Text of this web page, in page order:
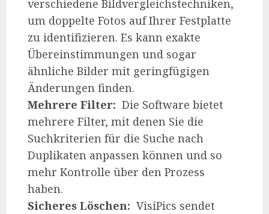
verschiedene Bildvergleichstechniken,
um doppelte Fotos auf Ihrer Festplatte
zu identifizieren. Es kann exakte
Übereinstimmungen und sogar
ähnliche Bilder mit geringfügigen
Änderungen finden.
Mehrere Filter: Die Software bietet
mehrere Filter, mit denen Sie die
Suchkriterien für die Suche nach
Duplikaten anpassen können und so
mehr Kontrolle über den Prozess
haben.
Sicheres Löschen: VisiPics sendet